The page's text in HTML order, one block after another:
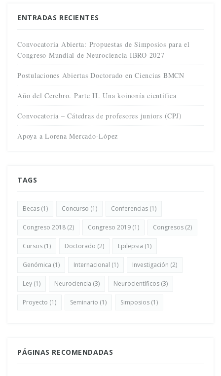
ENTRADAS RECIENTES
Convocatoria Abierta: Propuestas de Simposios para el
Congreso Mundial de Neurociencia IBRO 2027
Postulaciones Abiertas Doctorado en Ciencias BMCN
Año del Cerebro. Parte II. Una koinonía científica
Convocatoria – Cátedras de profesores juniors (CPJ)
Apoya a Lorena Mercado-López
TAGS
Becas (1) Concurso (1) Conferencias (1)
Congreso 2018 (2) Congreso 2019 (1) Congresos (2)
Cursos (1) Doctorado (2) Epilepsia (1)
Genómica (1) Internacional (1) Investigación (2)
Ley (1) Neurociencia (3) Neurocientíficos (3)
Proyecto (1) Seminario (1) Simposios (1)
PÁGINAS RECOMENDADAS